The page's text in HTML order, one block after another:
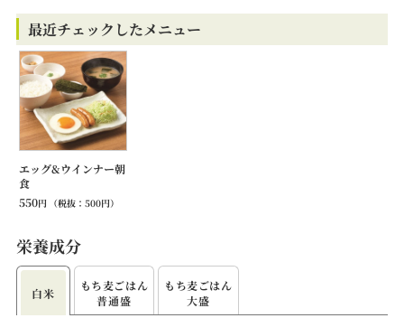
最近チェックしたメニュー
エッグ&ウインナー朝
食
550円 （税抜：500円）
栄養成分
白米
もち⻨ごはん
普通盛
もち⻨ごはん
大盛